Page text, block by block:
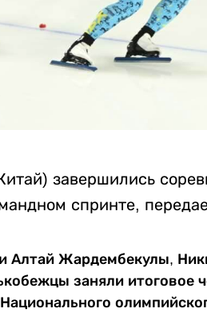
завершились
спринте,
Алтай Жардембекулы,
заняли итоговое